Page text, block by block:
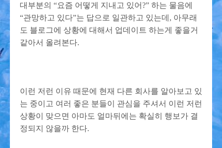
대부분의 “요즘 어떻게 지내고 있어?” 하는 물음에
“관망하고 있다”는 답으로 일관하고 있는데, 아무래
도 블로그에 상황에 대해서 업데이트 하는게 좋을거
같아서 올려본다.
이런 저런 이유 때문에 현재 다른 회사를 알아보고 있
는 중이고 여러 좋은 분들이 관심을 주셔서 이런 저런
상황이 맞으면 아마도 얼마뒤에는 확실히 행보가 결
정되지 않을까 한다.